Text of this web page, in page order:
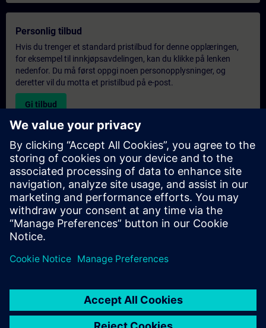
Personlig tilbud
Hvis du trenger et standard pristilbud for denne opplæringen,
for eksempel til innkjøpsavdelingen, kan du klikke på lenken
nedenfor. Du må først oppgi noen personopplysninger, og
deretter vil du motta et pristilbud på e-post.
Gi tilbud
Forespørsel om eksklusiv opplæring
Fyll ut skjemaet nedenfor hvis du ønsker et tilbud på et
eksklusivt kurs, enten på stedet, virtuelt eller på vårt SITRAIN-
kurssenter. Denne typen forespørsel passer for større grupper (6
personer eller flere). Etter at du har oppgitt kontaktinformasjon
og kursbehov, vil du motta et tilbud fra oss.
Be om eksklusivt tilbud